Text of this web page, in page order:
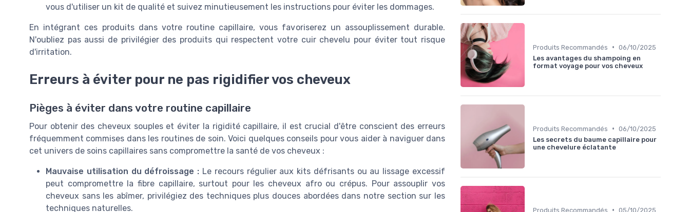
vous d'utiliser un kit de qualité et suivez minutieusement les instructions pour éviter les dommages.
En intégrant ces produits dans votre routine capillaire, vous favoriserez un assouplissement durable.
N'oubliez pas aussi de privilégier des produits qui respectent votre cuir chevelu pour éviter tout risque
d'irritation.
Erreurs à éviter pour ne pas rigidifier vos cheveux
Pièges à éviter dans votre routine capillaire
Pour obtenir des cheveux souples et éviter la rigidité capillaire, il est crucial d'être conscient des erreurs
fréquemment commises dans les routines de soin. Voici quelques conseils pour vous aider à naviguer dans
cet univers de soins capillaires sans compromettre la santé de vos cheveux :
Mauvaise utilisation du défroissage : Le recours régulier aux kits défrisants ou au lissage excessif
peut compromettre la fibre capillaire, surtout pour les cheveux afro ou crépus. Pour assouplir vos
cheveux sans les abîmer, privilégiez des techniques plus douces abordées dans notre section sur les
techniques naturelles.
Produits Recommandés • 06/10/2025
Les avantages du shampoing en
format voyage pour vos cheveux
Produits Recommandés • 06/10/2025
Les secrets du baume capillaire pour
une chevelure éclatante
Produits Recommandés • 05/10/2025